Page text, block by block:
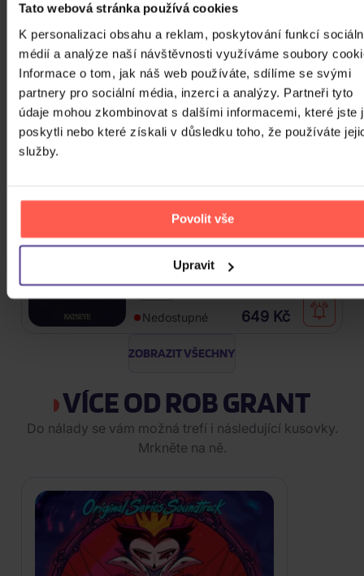
Tato webová stránka používá cookies
K personalizaci obsahu a reklam, poskytování funkcí
médií a analýze naší návštěvnosti využíváme soubory
Informace o tom, jak náš web používáte, sdílíme se svými
partnery pro sociální média, inzerci a analýzy. Partneři tyto
údaje mohou zkombinovat s dalšími informacemi, které jste
poskytli nebo které získali v důsledku toho, že používáte
služby.
Povolit vše
Upravit
CD
Skladem 649 Kč
Stray Kids: SKZHOP HIPTAPE(合
Hop) (SKZHOP Version)
Katseye: SIS (Soft Is Strong)
CD
Nedostupné 649 Kč
ZOBRAZIT VŠECHNY
VÍCE OD ROB GRANT
Do nálady se vám možná trefí i následující kusovky.
Mrkněte na ně.